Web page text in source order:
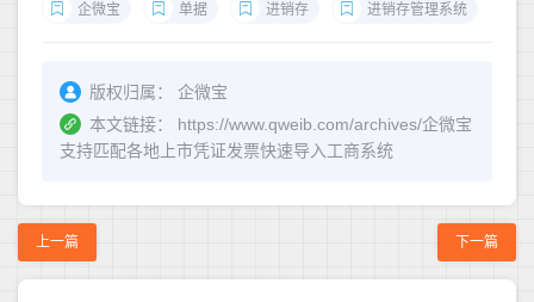
企微宝 单据 进销存 进销存管理系统
版权归属：
企微宝
本文链接：
https://www.qweib.com/archives/企微宝
支持匹配各地上市凭证发票快速导入工商系统
上一篇 下一篇